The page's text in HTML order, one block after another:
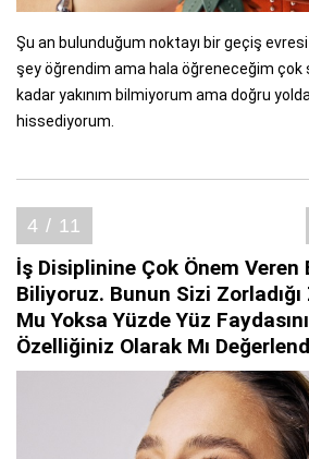
Şu an bulunduğum noktayı bir geçiş
şey öğrendim ama hala öğreneceğim çok
kadar yakınım bilmiyorum ama doğru
hissediyorum.
4 / 11
İş Disiplinine Çok Önem Veren
Biliyoruz. Bunun Sizi
Mu Yoksa Yüzde Yüz
Özelliğiniz Olarak Mı